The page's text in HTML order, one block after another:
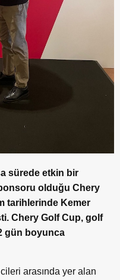
sürede etkin bir
olduğu Chery
tarihlerinde Kemer
Chery Golf Cup, golf
gün boyunca
arasında yer alan